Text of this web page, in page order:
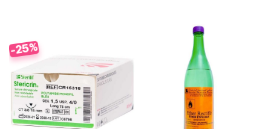
-25%